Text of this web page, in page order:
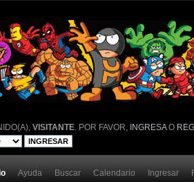
VISITANTE. POR FAVOR, INGRESAO
Ayuda Buscar Calendario Ingresar